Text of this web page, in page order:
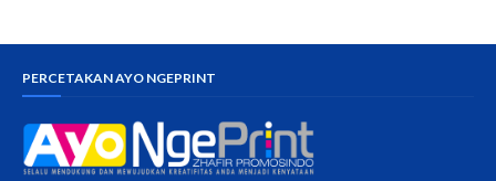
PERCETAKAN AYO NGEPRINT